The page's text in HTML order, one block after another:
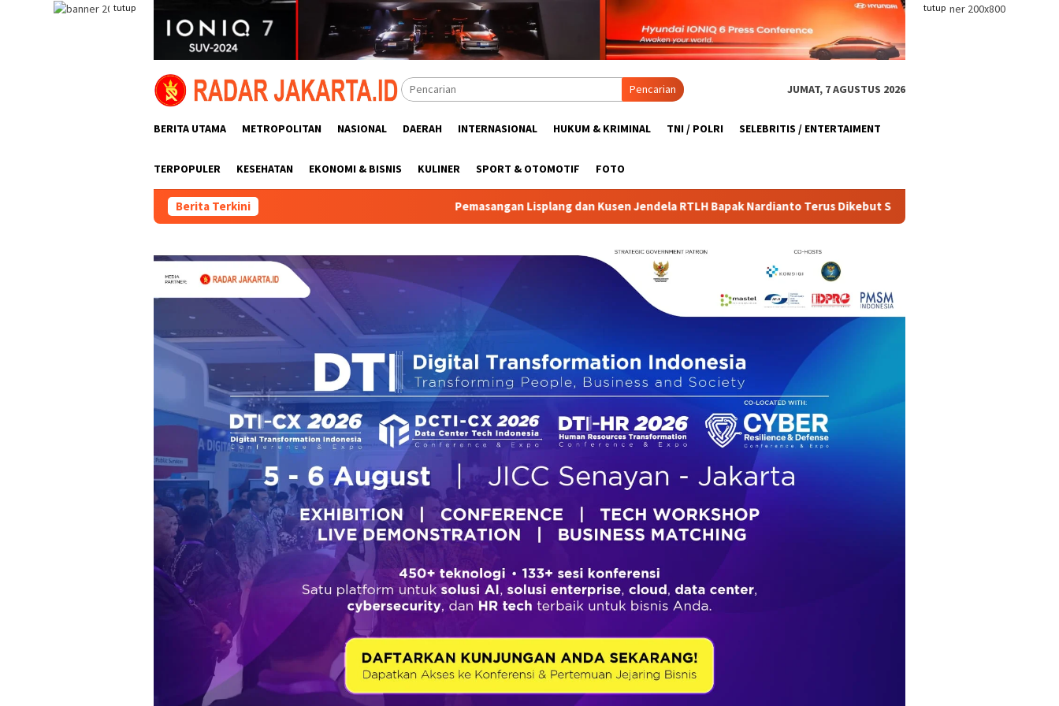
tutup tutup
Pencarian JUMAT, 7 AGUSTUS 2026
BERITA UTAMA METROPOLITAN NASIONAL DAERAH INTERNASIONAL HUKUM & KRIMINAL TNI / POLRI SELEBRITIS / ENTERTAIMENT
TERPOPULER KESEHATAN EKONOMI & BISNIS KULINER SPORT & OTOMOTIF FOTO
Berita Terkini Pemasangan Lisplang dan Kusen Jendela RTLH Bapak Nardianto Terus Dikebut Satgas TMMD Ke-129